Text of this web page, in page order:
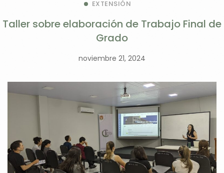
EXTENSIÓN
Taller sobre elaboración de Trabajo Final de
Grado
noviembre 21, 2024